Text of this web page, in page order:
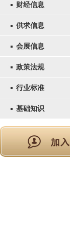
财经信息
供求信息
会展信息
政策法规
行业标准
基础知识